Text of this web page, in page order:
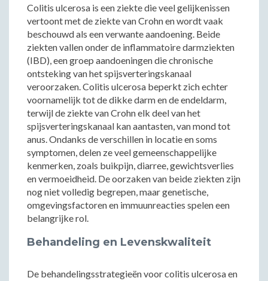
Colitis ulcerosa is een ziekte die veel gelijkenissen
vertoont met de ziekte van Crohn en wordt vaak
beschouwd als een verwante aandoening. Beide
ziekten vallen onder de inflammatoire darmziekten
(IBD), een groep aandoeningen die chronische
ontsteking van het spijsverteringskanaal
veroorzaken. Colitis ulcerosa beperkt zich echter
voornamelijk tot de dikke darm en de endeldarm,
terwijl de ziekte van Crohn elk deel van het
spijsverteringskanaal kan aantasten, van mond tot
anus. Ondanks de verschillen in locatie en soms
symptomen, delen ze veel gemeenschappelijke
kenmerken, zoals buikpijn, diarree, gewichtsverlies
en vermoeidheid. De oorzaken van beide ziekten zijn
nog niet volledig begrepen, maar genetische,
omgevingsfactoren en immuunreacties spelen een
belangrijke rol.
Behandeling en Levenskwaliteit
De behandelingsstrategieën voor colitis ulcerosa en